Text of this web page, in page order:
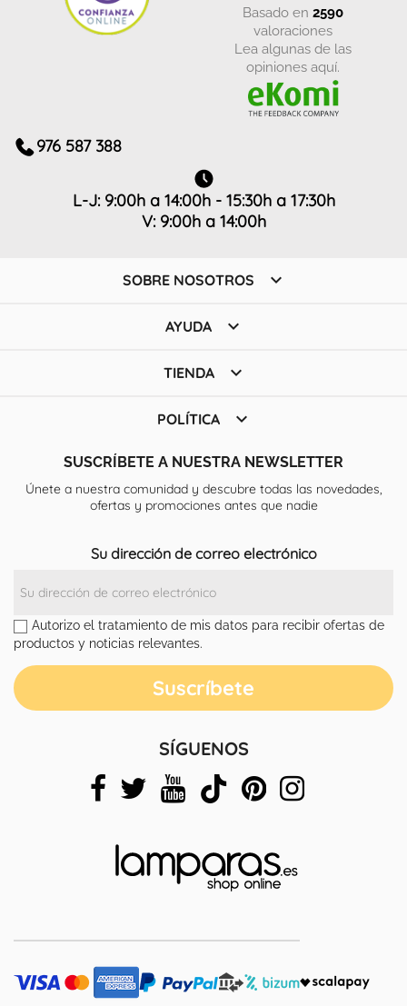
basado en 2590
valoraciones
Lea algunas de las
opiniones aquí.
976 587 388
L-J: 9:00h a 14:00h - 15:30h a 17:30h
V: 9:00h a 14:00h
SOBRE NOSOTROS 
AYUDA 
TIENDA 
POLÍTICA 
SUSCRÍBETE A NUESTRA NEWSLETTER
Únete a nuestra comunidad y descubre todas las novedades,
ofertas y promociones antes que nadie
Su dirección de correo electrónico
Autorizo el tratamiento de mis datos para recibir ofertas de
productos y noticias relevantes.
SÍGUENOS